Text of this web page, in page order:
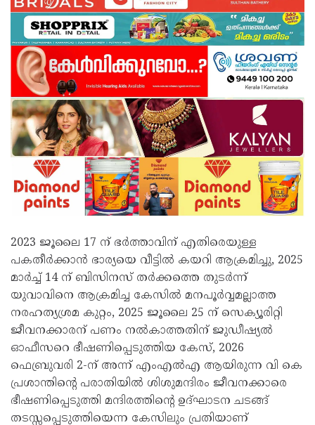
2023 ജൂലൈ 17 ന് ഭർത്താവിന് എതിരെയുള്ള
പകതീർക്കാൻ ഭാര്യയെ വീട്ടിൽ കയറി ആക്രമിച്ചു, 2025
മാർച്ച് 14 ന് ബിസിനസ് തർക്കത്തെ തുടർന്ന്
യുവാവിനെ ആക്രമിച്ച കേസിൽ മനപൂർവ്വമല്ലാത്ത
നരഹത്യശ്രമ കുറ്റം, 2025 ജൂലൈ 25 ന് സെക്യൂരിറ്റി
ജീവനക്കാരന് പണം നൽകാത്തതിന് ജുഡീഷ്യൽ
ഓഫീസറെ ഭീഷണിപ്പെടുത്തിയ കേസ്, 2026
ഫെബ്രുവരി 2-ന് അന്ന് എംഎൽഎ ആയിരുന്ന വി കെ
പ്രശാന്തിന്റെ പരാതിയിൽ ശിശുമന്ദിരം ജീവനക്കാരെ
ഭീഷണിപ്പെടുത്തി മന്ദിരത്തിന്റെ ഉദ്ഘാടന ചടങ്ങ്
തടസ്സപ്പെടുത്തിയെന്ന കേസിലും പ്രതിയാണ്